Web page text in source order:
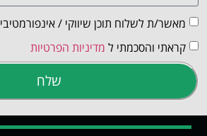
מאשר/ת לשלוח תוכן שיווקי / אינפורמטיבי
קראתי והסכמתי ל מדיניות הפרטיות
שלח